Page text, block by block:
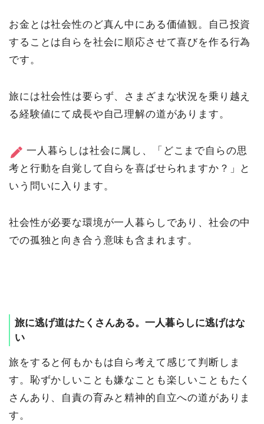
お金とは社会性のど真ん中にある価値観。自己投資
することは自らを社会に順応させて喜びを作る行為
です。
旅には社会性は要らず、さまざまな状況を乗り越え
る経験値にて成長や自己理解の道があります。
一人暮らしは社会に属し、「どこまで自らの思
考と行動を自覚して自らを喜ばせられますか？」と
いう問いに入ります。
社会性が必要な環境が一人暮らしであり、社会の中
での孤独と向き合う意味も含まれます。
旅に逃げ道はたくさんある。一人暮らしに逃げはな
い
旅をすると何もかもは自ら考えて感じて判断しま
す。恥ずかしいことも嫌なことも楽しいこともたく
さんあり、自責の育みと精神的自立への道がありま
す。